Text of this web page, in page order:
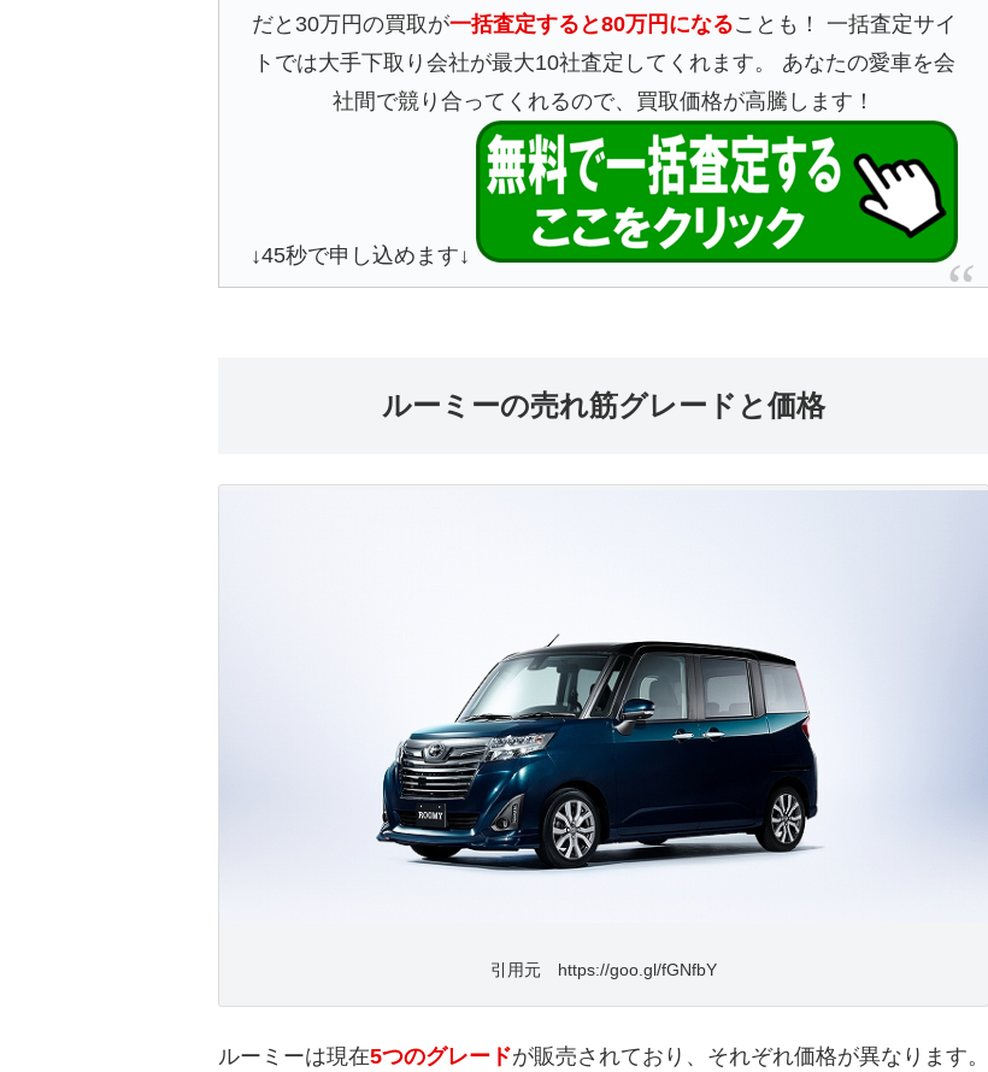
だと30万円の買取が一括査定すると80万円になることも！ 一括査定サイ
トでは大手下取り会社が最大10社査定してくれます。 あなたの愛車を会
社間で競り合ってくれるので、買取価格が高騰します！
↓45秒で申し込めます↓
ルーミーの売れ筋グレードと価格
引用元 https://goo.gl/fGNfbY
ルーミーは現在5つのグレードが販売されており、それぞれ価格が異なります。